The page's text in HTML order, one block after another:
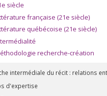
siècle
française (21e siècle)
québécoise (21e siècle)
recherche-création
intermédiale du récit : relations
d'expertise